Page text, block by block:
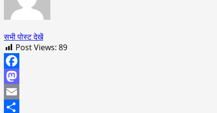
सभी पोस्ट देखें
Post Views: 89
Facebook
Mastodon
Email